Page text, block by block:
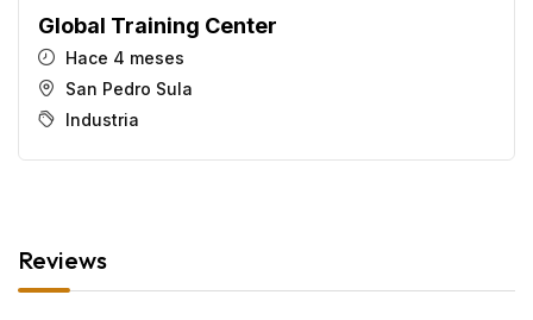
Global Training Center
Hace 4 meses
San Pedro Sula
Industria
Reviews